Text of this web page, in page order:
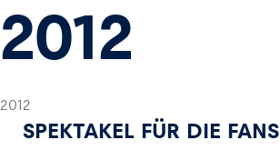
2012
2012
SPEKTAKEL FÜR DIE FANS